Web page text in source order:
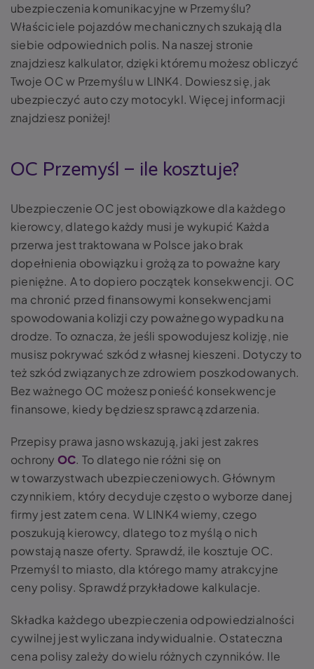
ubezpieczenia komunikacyjne w Przemyślu?
Właściciele pojazdów mechanicznych szukają dla
siebie odpowiednich polis. Na naszej stronie
znajdziesz kalkulator, dzięki któremu możesz obliczyć
Twoje OC w Przemyślu w LINK4. Dowiesz się, jak
ubezpieczyć auto czy motocykl. Więcej informacji
znajdziesz poniżej!
OC Przemyśl – ile kosztuje?
Ubezpieczenie OC jest obowiązkowe dla każdego
kierowcy, dlatego każdy musi je wykupić Każda
przerwa jest traktowana w Polsce jako brak
dopełnienia obowiązku i grożą za to poważne kary
pieniężne. A to dopiero początek konsekwencji. OC
ma chronić przed finansowymi konsekwencjami
spowodowania kolizji czy poważnego wypadku na
drodze. To oznacza, że jeśli spowodujesz kolizję, nie
musisz pokrywać szkód z własnej kieszeni. Dotyczy to
też szkód związanych ze zdrowiem poszkodowanych.
Bez ważnego OC możesz ponieść konsekwencje
finansowe, kiedy będziesz sprawcą zdarzenia.
Przepisy prawa jasno wskazują, jaki jest zakres
ochrony OC. To dlatego nie różni się on
w towarzystwach ubezpieczeniowych. Głównym
czynnikiem, który decyduje często o wyborze danej
firmy jest zatem cena. W LINK4 wiemy, czego
poszukują kierowcy, dlatego to z myślą o nich
powstają nasze oferty. Sprawdź, ile kosztuje OC.
Przemyśl to miasto, dla którego mamy atrakcyjne
ceny polisy. Sprawdź przykładowe kalkulacje.
Składka każdego ubezpieczenia odpowiedzialności
cywilnej jest wyliczana indywidualnie. Ostateczna
cena polisy zależy do wielu różnych czynników. Ile